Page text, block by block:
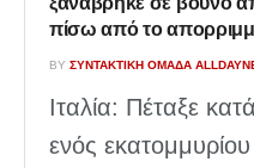
πίσω από το
BY ΣΥΝΤΑΚΤΙΚΉ ΟΜΆΔΑ
Ιταλία: Πέταξε
ενός